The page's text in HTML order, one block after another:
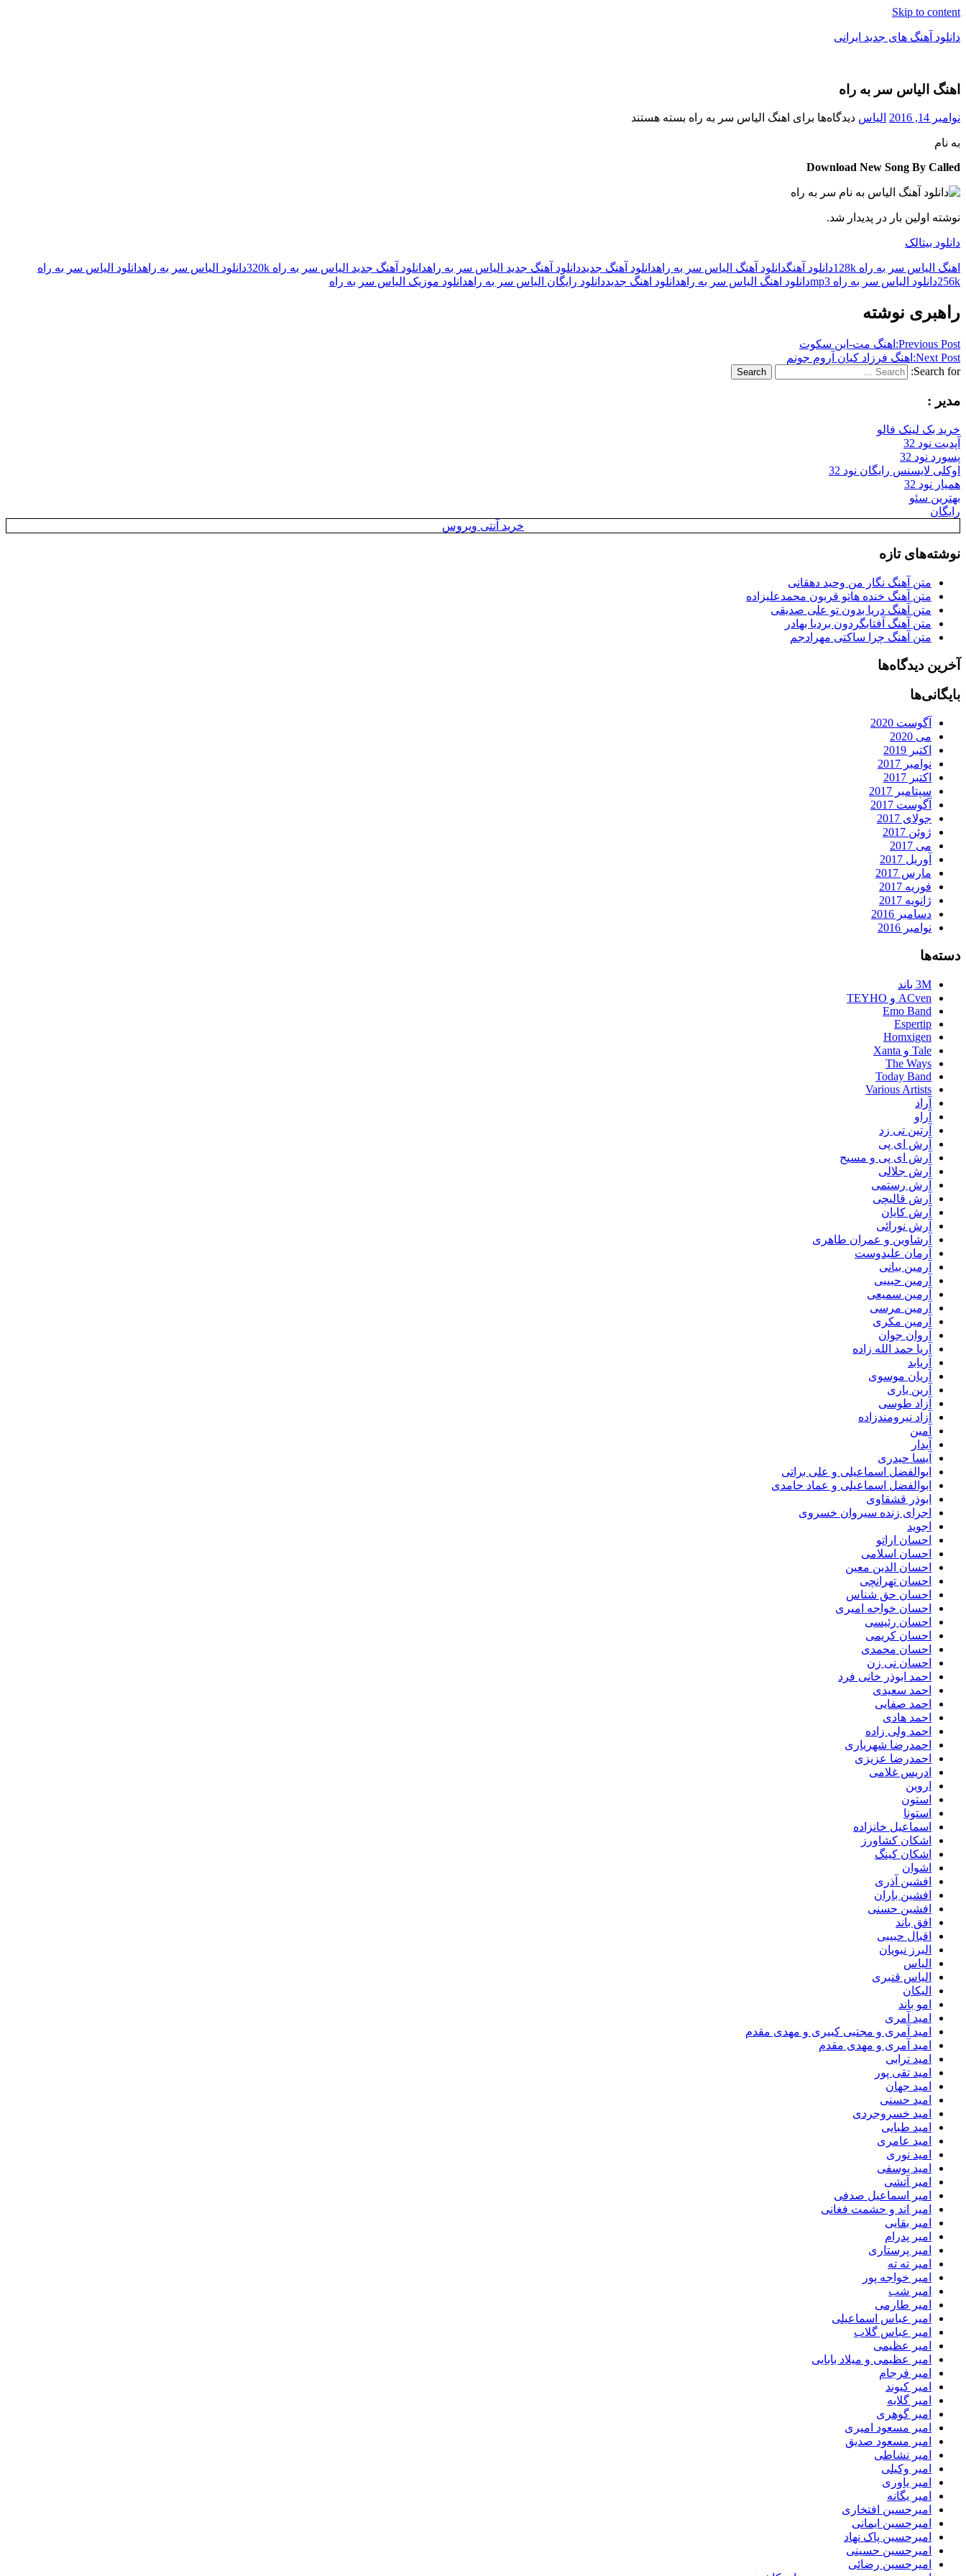
Skip to content
دانلود آهنگ های جدید ایرانی
فول
موزیک
اهنگ الیاس سر به راه
نوامبر 14, 2016 الیاس دیدگاه‌ها برای اهنگ الیاس سر به راه بسته هستند
به نام
Download New Song By Called
نوشته اولین بار در پدیدار شد.
دانلود بیتالک
اهنگ الیاس سر به راه 128k دانلود آهنگدانلود آهنگ الیاس سر به راهدانلود آهنگ جدیددانلود آهنگ جدید الیاس سر به راهدانلود آهنگ جدید الیاس سر به راه 320k دانلود الیاس سر به راهدانلود الیاس سر به راه
256kدانلود الیاس سر به راه mp3 دانلود اهنگ الیاس سر به راهدانلود اهنگ جدیددانلود رایگان الیاس سر به راهدانلود موزیک الیاس سر به راه
راهبری نوشته
Previous Post: اهنگ مت-این سکوت
Next Post: اهنگ فرزاد کیان آروم جونم
Search for:
Search
مدیر :
خرید بک لینک فالو
آپدیت نود 32
پسورد نود 32
اوکلی لایسنس رایگان نود 32
همیار نود 32
بهترین سئو
رایگان
خرید آنتی ویروس
نوشته‌های تازه
متن آهنگ نگار من وحید دهقانی
متن آهنگ خنده هاتو قربون محمدعلیزاده
متن آهنگ دریا بدون تو علی صدیقی
متن آهنگ آفتابگردون بردیا بهادر
متن آهنگ چرا ساکتی مهرادجم
آخرین دیدگاه‌ها
بایگانی‌ها
آگوست 2020
می 2020
اکتبر 2019
نوامبر 2017
اکتبر 2017
سپتامبر 2017
آگوست 2017
جولای 2017
ژوئن 2017
می 2017
آوریل 2017
مارس 2017
فوریه 2017
ژانویه 2017
دسامبر 2016
نوامبر 2016
دسته‌ها
3M باند
ACven و TEYHO
Emo Band
Espertip
Homxigen
Tale و Xanta
The Ways
Today Band
Various Artists
آراد
آراو
آرتین تی زد
آرش ای پی
آرش ای پی و مسیح
آرش جلالی
آرش رستمی
آرش قالیچی
آرش کایان
آرش نورائی
آرشاوین و عمران طاهری
آرمان علیدوست
آرمین بیانی
آرمین حبیبی
آرمین سمیعی
آرمین مرسی
آرمین مکری
آروان جوان
آریا حمد الله زاده
آریابد
آریان موسوی
آرین یاری
آزاد طوسی
آزاد نیرومندزاده
آمین
آیدار
آیسا حیدری
ابوالفضل اسماعیلی و علی براتی
ابوالفضل اسماعیلی و عماد حامدی
ابوذر قشقاوی
اجرای زنده سیروان خسروی
اجوید
احسان اراتو
احسان اسلامی
احسان الدین معین
احسان تهرانچی
احسان حق شناس
احسان خواجه امیری
احسان رئیسی
احسان کریمی
احسان محمدی
احسان نی زن
احمد ابوذر خانی فرد
احمد سعیدی
احمد صفایی
احمد هادی
احمد ولی زاده
احمدرضا شهریاری
احمدرضا عزیزی
ادریس غلامی
اروین
استون
استونا
اسماعیل خانزاده
اشکان کشاورز
اشکان کینگ
اشوان
افشین آذری
افشین باران
افشین حسنی
افق باند
اقبال حبیبی
البرز نبویان
الیاس
الیاس قنبرى
الیکان
امو باند
امید آمری
امید آمری و مجتبی کبیری و مهدى مقدم
امید آمری و مهدی مقدم
امید ترابی
امید تقی پور
امید جهان
امید حسنی
امید خسروجردی
امید طبایی
امید عامری
امید نوری
امید یوسفی
امیر آتشی
امیر اسماعیل صدفی
امیر اند و حشمت فغانی
امیر بقایی
امیر پدرام
امیر پرستاری
امیر ته ته
امیر خواجه پور
امیر شب
امیر طارمی
امیر عباس اسماعیلی
امیر عباس گلاب
امیر عظیمی
امیر عظیمی و میلاد بابایی
امیر فرجام
امیر کیوند
امیر گلایه
امیر گوهری
امیر مسعود امیری
امیر مسعود صدیق
امیر نشاطی
امیر وکیلی
امیر یاوری
امیر یگانه
امیرحسین افتخاری
امیرحسین ایمانی
امیرحسین پاک نهاد
امیرحسین حسینی
امیرحسین رضائی